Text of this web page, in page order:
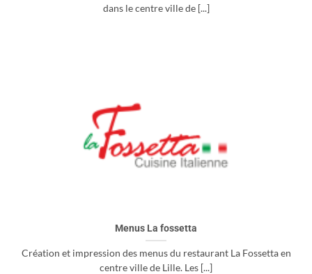
dans le centre ville de [...]
Menus La fossetta
Création et impression des menus du restaurant La Fossetta en
centre ville de Lille. Les [...]